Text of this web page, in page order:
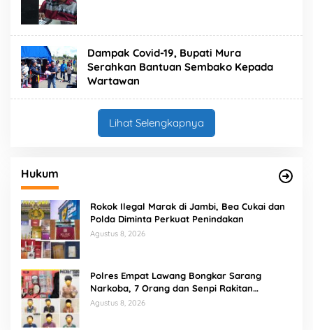
Dampak Covid-19, Bupati Mura
Serahkan Bantuan Sembako Kepada
Wartawan
Lihat Selengkapnya
Hukum
Rokok Ilegal Marak di Jambi, Bea Cukai dan
Polda Diminta Perkuat Penindakan
Agustus 8, 2026
Polres Empat Lawang Bongkar Sarang
Narkoba, 7 Orang dan Senpi Rakitan
Diamankan
Agustus 8, 2026